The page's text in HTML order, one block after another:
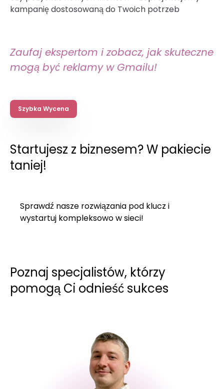
kampanię dostosowaną do Twoich potrzeb
Zaufaj ekspertom i zobacz, jak skuteczne
mogą być reklamy w Gmailu!
Szybka Wycena
Startujesz z biznesem? W pakiecie
taniej!
Sprawdź nasze rozwiązania pod klucz i
wystartuj kompleksowo w sieci!
Poznaj specjalistów, którzy
pomogą Ci odnieść sukces